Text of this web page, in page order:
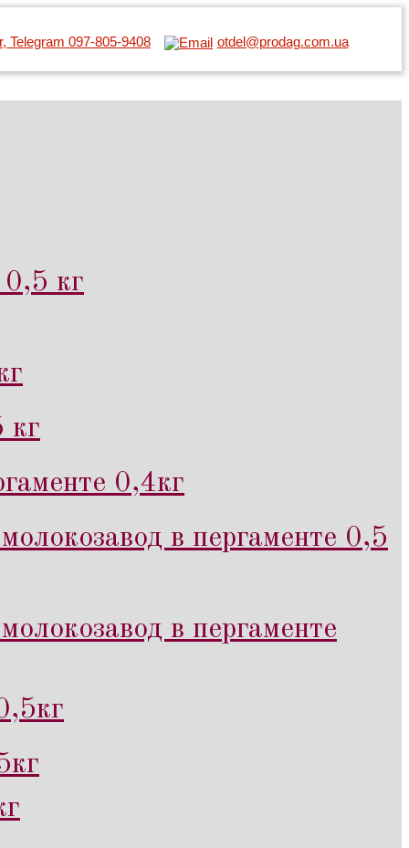
Telegram 097-805-9408 otdel@prodag.com.ua
кг
кг
0,4кг
в пергаменте 0,5
в пергаменте